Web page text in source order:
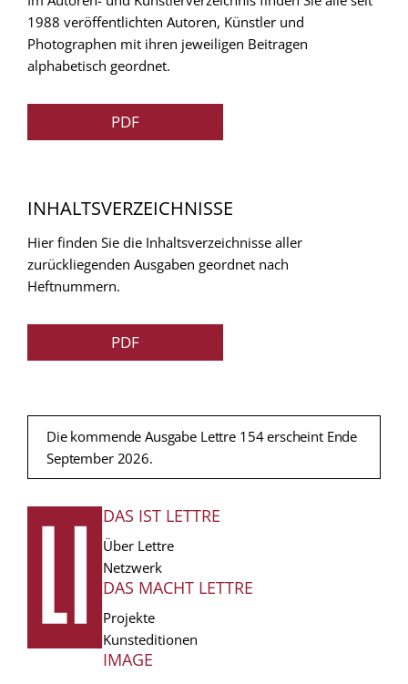
1988 veröffentlichten Autoren, Künstler und
Photographen mit ihren jeweiligen Beitragen
alphabetisch geordnet.
PDF
INHALTSVERZEICHNISSE
Hier finden Sie die Inhaltsverzeichnisse aller
zurückliegenden Ausgaben geordnet nach
Heftnummern.
PDF
Die kommende Ausgabe Lettre 154 erscheint Ende
September 2026.
FUSSZEILE
DAS IST LETTRE
Über Lettre
Netzwerk
DAS MACHT LETTRE
Projekte
Kunsteditionen
IMAGE